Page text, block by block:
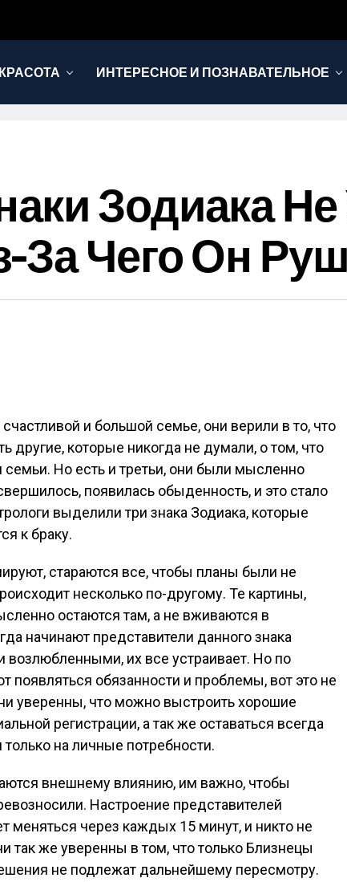
ИНТЕРЕСНОЕ И ПОЗНАВАТЕЛЬНОЕ
Зодиака
За Чего Он
и большой семье, они верили в то, что
другие, которые никогда не думали, о том, что
Но есть и третьи, они были мысленно
появилась обыденность, и это стало
выделили три знака Зодиака, которые
к браку.
стараются все, чтобы планы были не
несколько по-другому. Те картины,
остаются там, а не вживаются в
начинают представители данного знака
возлюбленными, их все устраивает. Но по
появляться обязанности и проблемы, вот это не
уверенны, что можно выстроить хорошие
регистрации, а так же оставаться всегда
на личные потребности.
внешнему влиянию, им важно, чтобы
Настроение представителей
меняться через каждых 15 минут, и никто не
так же уверенны в том, что только Близнецы
не подлежат дальнейшему пересмотру.